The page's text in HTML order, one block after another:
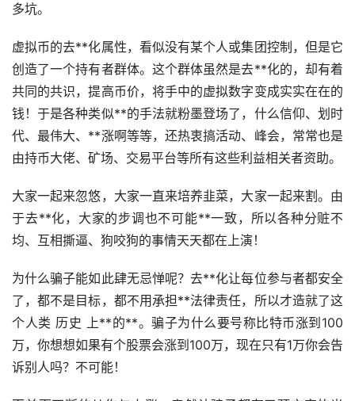
多坑。
虚拟币的去**化属性，看似没有某个人或集团控制，但是它
创造了一个持有者群体。这个群体虽然是去**化的，却有着
共同的共识，提高币价，将手中的虚拟数字变成实实在在的
钱！于是各种类似**的手法就粉墨登场了，什么信仰、划时
代、最伟大、**涨啊等等，还热衷搞活动、峰会，常常也是
由持币大佬、矿场、交易平台等所有这些利益相关者资助。
大家一起来忽悠，大家一直来培养韭菜，大家一起来割。由
于去**化，大家的步调也不可能**一致，所以各种分赃不
均、互相撕逼、狗咬狗的事情天天都在上演！
为什么骗子能如此肆无忌惮呢？去**化让每位参与者都安全
了，都不是目标，都不用承担**法律责任，所以才造就了这
个人类 历史 上**的**。骗子为什么要号称比特币涨到100
万，你想想如果有个股票会涨到100万，现在只有1万你会告
诉别人吗？不可能！